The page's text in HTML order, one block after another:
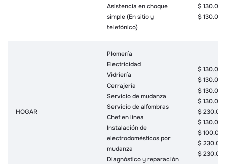
Asistencia en choque
simple (En sitio y
telefónico)
$ 130.000
$ 130.000
HOGAR
Plomería
Electricidad
Vidriería
Cerrajería
Servicio de mudanza
Servicio de alfombras
Chef en línea
Instalación de
electrodomésticos por
mudanza
Diagnóstico y reparación
$ 130.000
$ 130.000
$ 130.000
$ 130.000
$
$ 130.000
$
$
$